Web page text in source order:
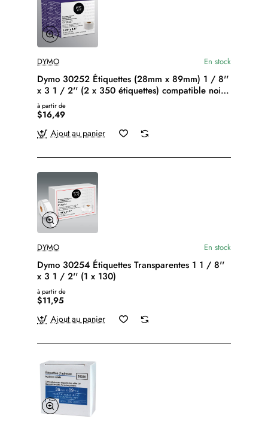
DYMO En stock
Dymo 30252 Étiquettes (28mm x 89mm) 1 / 8''
x 3 1 / 2'' (2 x 350 étiquettes) compatible noir
sur blanc.
à partir de
$16,49
Ajout au panier
DYMO En stock
Dymo 30254 Étiquettes Transparentes 1 1 / 8''
x 3 1 / 2'' (1 x 130)
à partir de
$11,95
Ajout au panier